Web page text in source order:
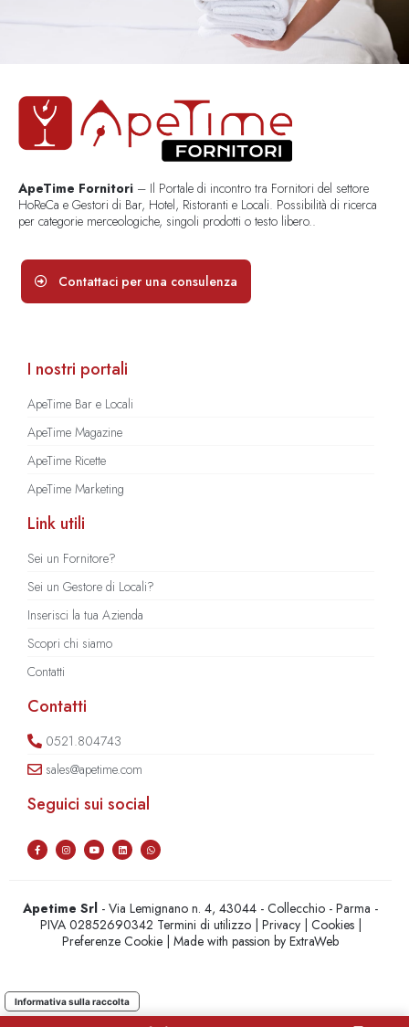
ApeTime Fornitori – Il Portale di incontro tra Fornitori del settore
HoReCa e Gestori di Bar, Hotel, Ristoranti e Locali. Possibilità di ricerca
per categorie merceologiche, singoli prodotti o testo libero..
Contattaci per una consulenza
I nostri portali
ApeTime Bar e Locali
ApeTime Magazine
ApeTime Ricette
ApeTime Marketing
Link utili
Sei un Fornitore?
Sei un Gestore di Locali?
Inserisci la tua Azienda
Scopri chi siamo
Contatti
Contatti
0521.804743
sales@apetime.com
Seguici sui social
Apetime Srl - Via Lemignano n. 4, 43044 - Collecchio - Parma -
PIVA 02852690342 Termini di utilizzo| Privacy| Cookies|
Preferenze Cookie | Made with passion byExtraWeb
Informativa sulla raccolta